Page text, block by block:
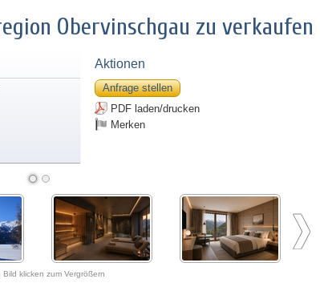
Obervinschgau zu verkaufen
Aktionen
Anfrage stellen
PDF laden/drucken
Merken
Bild klicken zum Vergrößern